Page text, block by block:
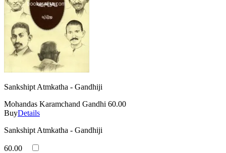
Sankshipt Atmkatha - Gandhiji
Mohandas Karamchand Gandhi 60.00
BuyDetails
Sankshipt Atmkatha - Gandhiji
60.00